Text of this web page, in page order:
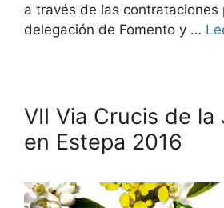
a través de las contrataciones
delegación de Fomento y …
VII Via Crucis de la
en Estepa 2016